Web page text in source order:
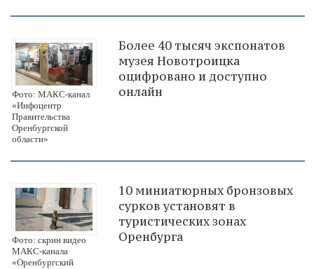
Фото: МАКС-канал
«Инфоцентр
Правительства
Оренбургской
области»
Более 40 тысяч экспонатов
музея Новотроицка
оцифровано и доступно
онлайн
Фото: скрин видео
МАКС-канала
«Оренбургский
10 миниатюрных бронзовых
сурков установят в
туристических зонах
Оренбурга